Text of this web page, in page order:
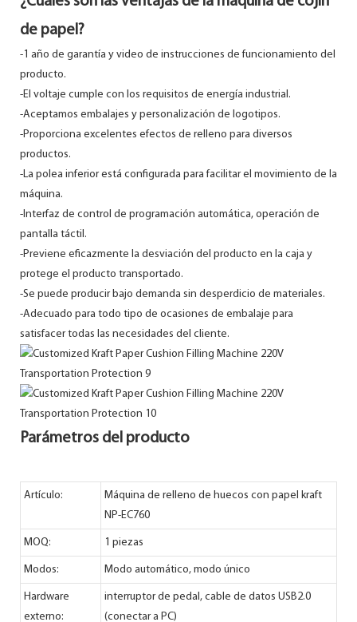
de papel?
-1 año de garantía y video de instrucciones de funcionamiento del
producto.
-El voltaje cumple con los requisitos de energía industrial.
-Aceptamos embalajes y personalización de logotipos.
-Proporciona excelentes efectos de relleno para diversos
productos.
-La polea inferior está configurada para facilitar el movimiento de la
máquina.
-Interfaz de control de programación automática, operación de
pantalla táctil.
-Previene eficazmente la desviación del producto en la caja y
protege el producto transportado.
-Se puede producir bajo demanda sin desperdicio de materiales.
-Adecuado para todo tipo de ocasiones de embalaje para
satisfacer todas las necesidades del cliente.
Parámetros del producto
Artículo:
Máquina de relleno de huecos con papel kraft
NP-EC760
MOQ: 1 piezas
Modos: Modo automático, modo único
Hardware
externo:
interruptor de pedal, cable de datos USB2.0
(conectar a PC)